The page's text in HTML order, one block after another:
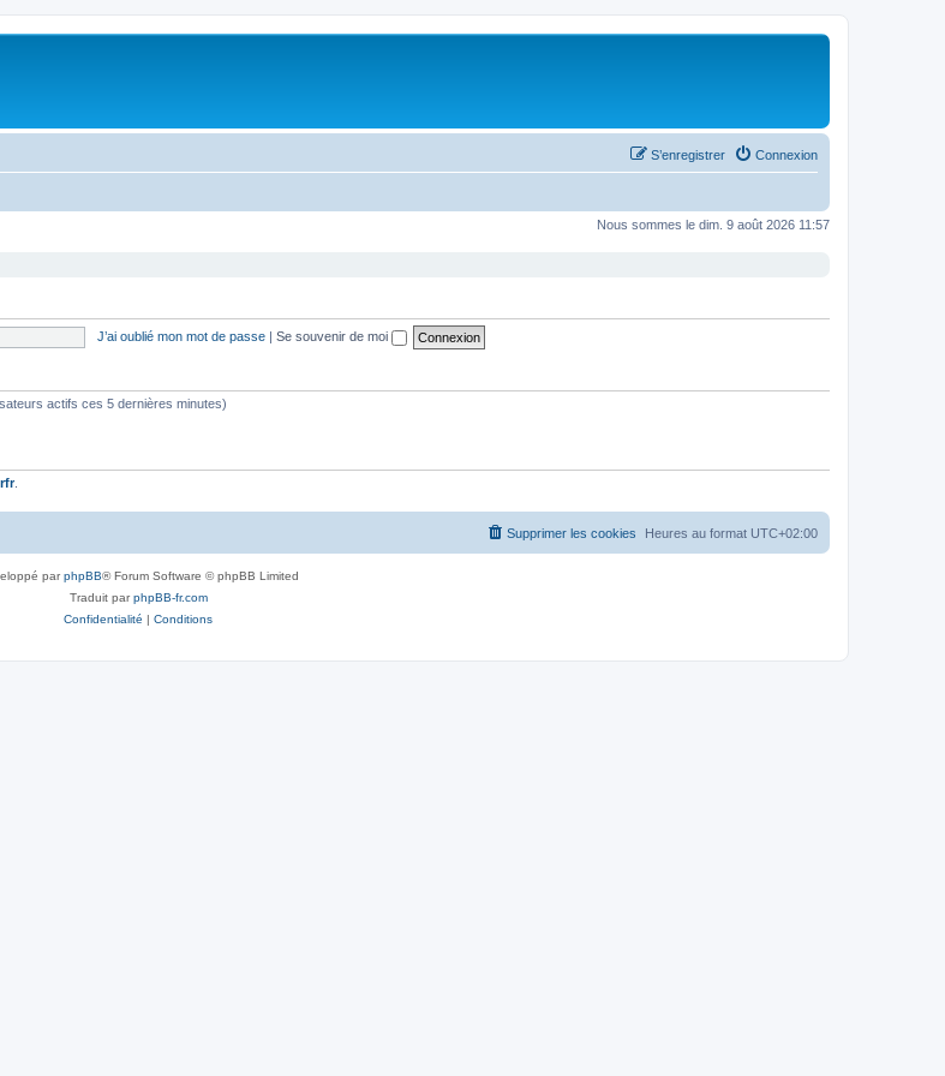
Connexion
S’enregistrer
Nous sommes le dim. 9 août 2026 11:57
J’ai oublié mon mot de passe | Se souvenir de moi
actifs ces 5 dernières minutes)
.
Heures au format UTC+02:00
Supprimer les cookies
parphpBB® Forum Software © phpBB Limited
Traduit parphpBB-fr.com
Confidentialité | Conditions